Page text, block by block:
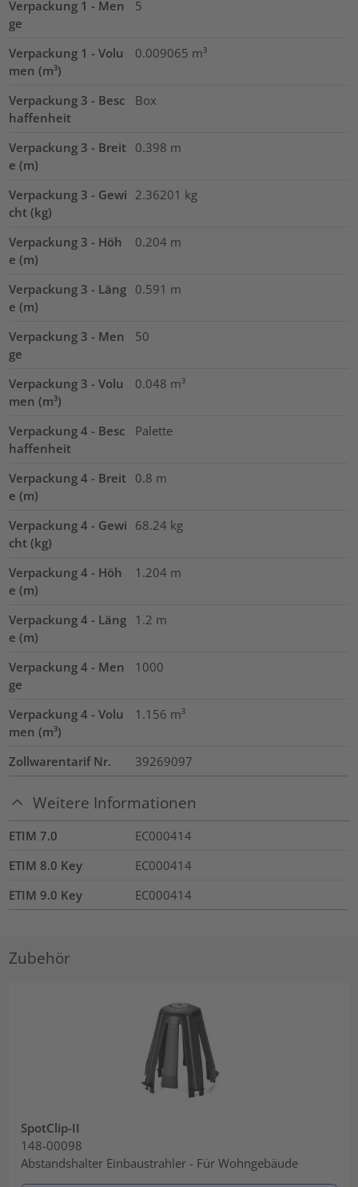
Verpackung 1 - Men
ge
5
Verpackung 1 - Volu
men (m³)
0.009065 m³
Verpackung 3 - Besc
haffenheit
Box
Verpackung 3 - Breit
e (m)
0.398 m
Verpackung 3 - Gewi
cht (kg)
2.36201 kg
Verpackung 3 - Höh
e (m)
0.204 m
Verpackung 3 - Läng
e (m)
0.591 m
Verpackung 3 - Men
ge
50
Verpackung 3 - Volu
men (m³)
0.048 m³
Verpackung 4 - Besc
haffenheit
Palette
Verpackung 4 - Breit
e (m)
0.8 m
Verpackung 4 - Gewi
cht (kg)
68.24 kg
Verpackung 4 - Höh
e (m)
1.204 m
Verpackung 4 - Läng
e (m)
1.2 m
Verpackung 4 - Men
ge
1000
Verpackung 4 - Volu
men (m³)
1.156 m³
Zollwarentarif Nr. 39269097
Weitere Informationen
ETIM 7.0
EC000414
ETIM 8.0 Key
EC000414
ETIM 9.0 Key
EC000414
Zubehör
SpotClip-II
148-00098
Abstandshalter Einbaustrahler - Für Wohngebäude